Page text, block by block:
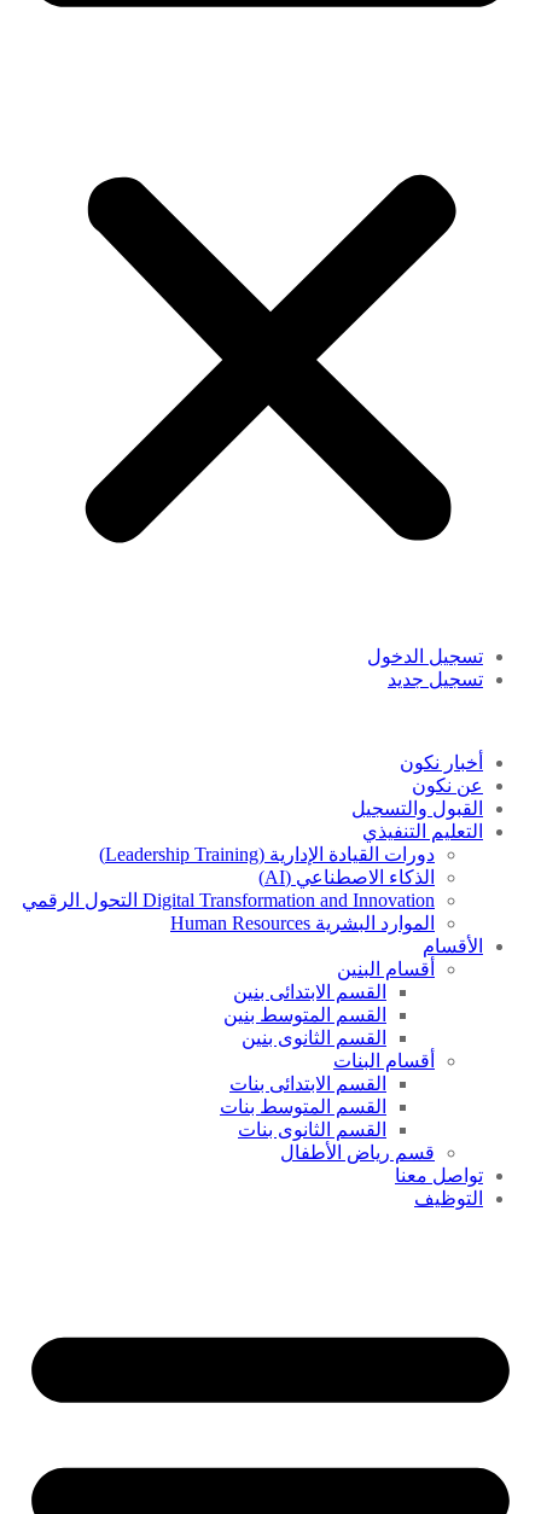
تسجيل الدخول
تسجيل جديد
أخبار نكون
عن نكون
القبول والتسجيل
التعليم التنفيذي
دورات القيادة الإدارية (Leadership Training)
الذكاء الاصطناعي (AI)
Digital Transformation and Innovation التحول الرقمي
الموارد البشرية Human Resources
الأقسام
أقسام البنين
القسم الابتدائى بنين
القسم المتوسط بنين
القسم الثانوى بنين
أقسام البنات
القسم الابتدائى بنات
القسم المتوسط بنات
القسم الثانوى بنات
قسم رياض الأطفال
تواصل معنا
التوظيف